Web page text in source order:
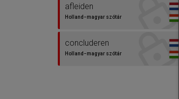
afleiden
Holland−magyar szótár
concluderen
Holland−magyar szótár